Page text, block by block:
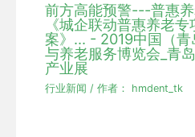
前方高能预警---普惠
《城企联动普惠养老
案》... - 2019中国（
与养老服务博览会_青
产业展
行业新闻 / 作者： hmdent_tk